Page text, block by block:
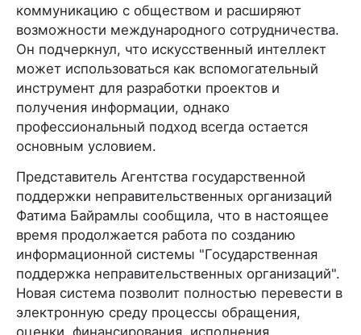
коммуникацию с обществом и расширяют
возможности международного сотрудничества.
Он подчеркнул, что искусственный интеллект
может использоваться как вспомогательный
инструмент для разработки проектов и
получения информации, однако
профессиональный подход всегда остается
основным условием.
Представитель Агентства государственной
поддержки неправительственных организаций
Фатима Байрамлы сообщила, что в настоящее
время продолжается работа по созданию
информационной системы "Государственная
поддержка неправительственных организаций".
Новая система позволит полностью перевести в
электронную среду процессы обращения,
оценки, финансирования, исполнения,